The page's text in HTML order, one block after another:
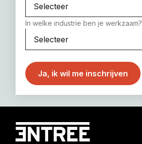
In welke industrie ben je werkzaam?